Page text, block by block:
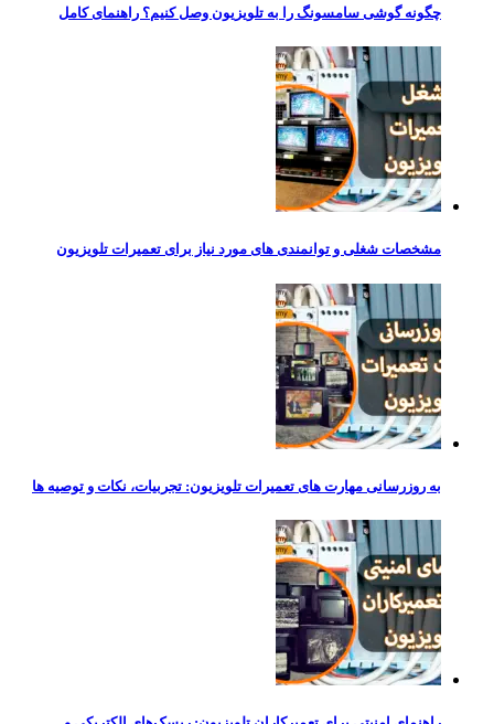
چگونه گوشی سامسونگ را به تلویزیون وصل کنیم؟ راهنمای کامل
مشخصات شغلی و توانمندی‌ های مورد نیاز برای تعمیرات تلویزیون
به‌ روزرسانی مهارت‌ های تعمیرات تلویزیون: تجربیات، نکات و توصیه‌ ها